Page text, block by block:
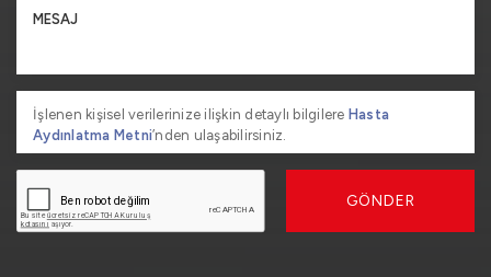
İşlenen kişisel verilerinize ilişkin detaylı bilgilere Hasta
Aydınlatma Metni’nden ulaşabilirsiniz.
GÖNDER